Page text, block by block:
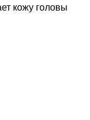
кожу головы